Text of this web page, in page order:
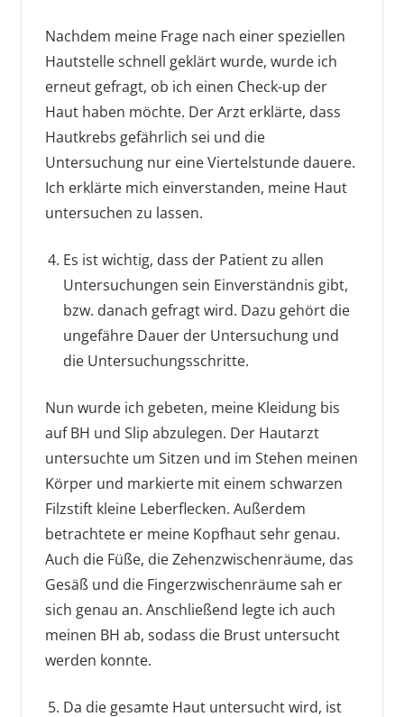
Nachdem meine Frage nach einer speziellen
Hautstelle schnell geklärt wurde, wurde ich
erneut gefragt, ob ich einen Check-up der
Haut haben möchte. Der Arzt erklärte, dass
Hautkrebs gefährlich sei und die
Untersuchung nur eine Viertelstunde dauere.
Ich erklärte mich einverstanden, meine Haut
untersuchen zu lassen.
Es ist wichtig, dass der Patient zu allen
Untersuchungen sein Einverständnis gibt,
bzw. danach gefragt wird. Dazu gehört die
ungefähre Dauer der Untersuchung und
die Untersuchungsschritte.
Nun wurde ich gebeten, meine Kleidung bis
auf BH und Slip abzulegen. Der Hautarzt
untersuchte um Sitzen und im Stehen meinen
Körper und markierte mit einem schwarzen
Filzstift kleine Leberflecken. Außerdem
betrachtete er meine Kopfhaut sehr genau.
Auch die Füße, die Zehenzwischenräume, das
Gesäß und die Fingerzwischenräume sah er
sich genau an. Anschließend legte ich auch
meinen BH ab, sodass die Brust untersucht
werden konnte.
Da die gesamte Haut untersucht wird, ist